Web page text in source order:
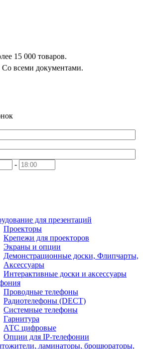
15 000 товаров.
Со всеми документами.
-
для презентаций
Проекторы
Крепежи для проекторов
Экраны и опции
Демонстрационные доски, Флипчарты,
Аксессуары
Интерактивные доски и аксессуары
Проводные телефоны
Радиотелефоны (DECT)
Системные телефоны
Гарнитура
АТС цифровые
Опции для IP-телефонии
ламинаторы, брошюраторы,